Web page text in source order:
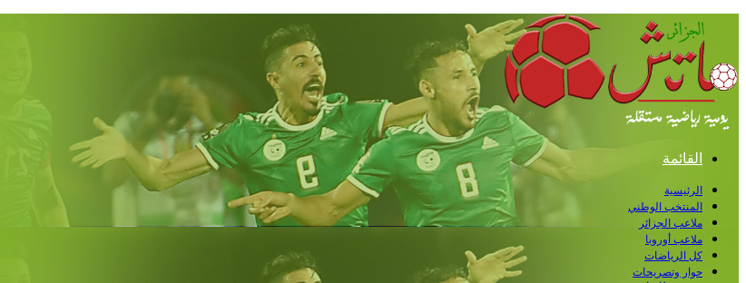
القائمة
الرئيسية
المنتخب الوطني
ملاعب الجزائر
ملاعب أوروبا
كل الرياضات
حوار وتصريحات